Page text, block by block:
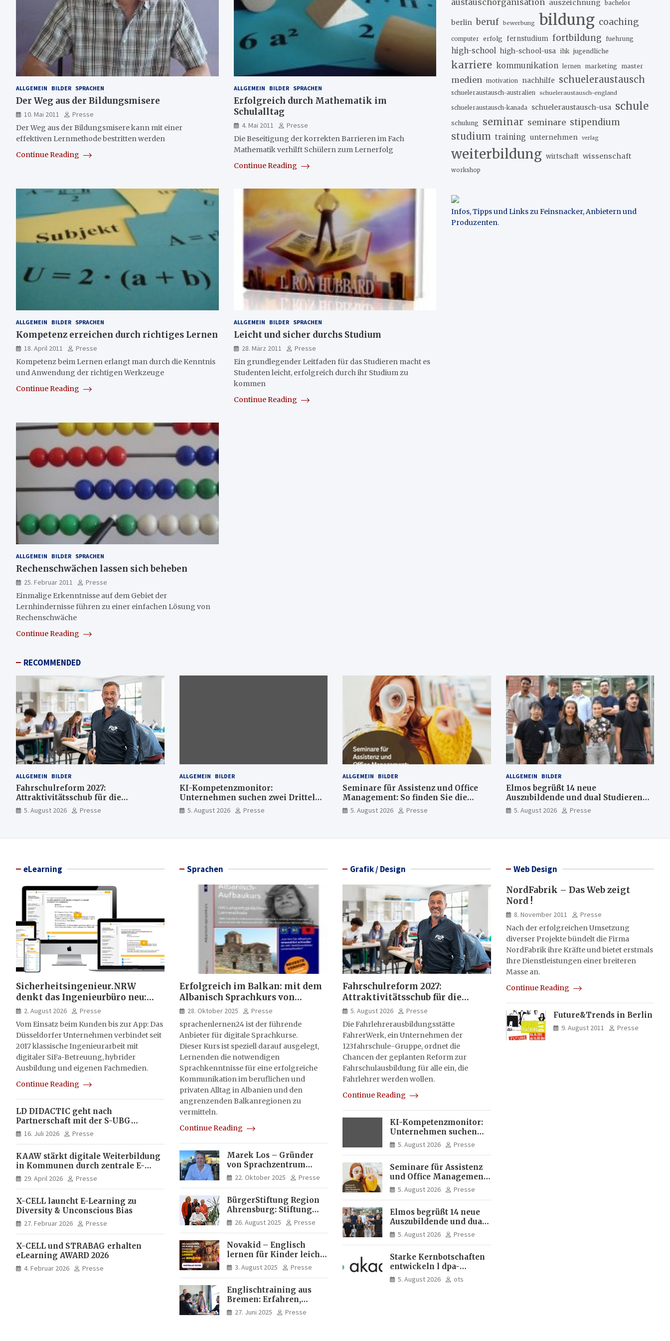
ALLGEMEIN BILDER SPRACHEN
Der Weg aus der Bildungsmisere
10. Mai 2011
Presse
Der Weg aus der Bildungsmisere kann mit einer
effektiven Lernmethode bestritten werden
Continue Reading
ALLGEMEIN BILDER SPRACHEN
Erfolgreich durch Mathematik im
Schulalltag
4. Mai 2011
Presse
Die Beseitigung der korrekten Barrieren im Fach
Mathematik verhilft Schülern zum Lernerfolg
Continue Reading
ALLGEMEIN BILDER SPRACHEN
Kompetenz erreichen durch richtiges Lernen
18. April 2011
Presse
Kompetenz beim Lernen erlangt man durch die Kenntnis
und Anwendung der richtigen Werkzeuge
Continue Reading
ALLGEMEIN BILDER SPRACHEN
Leicht und sicher durchs Studium
28. März 2011
Presse
Ein grundlegender Leitfaden für das Studieren macht es
Studenten leicht, erfolgreich durch ihr Studium zu
kommen
Continue Reading
ALLGEMEIN BILDER SPRACHEN
Rechenschwächen lassen sich beheben
25. Februar 2011
Presse
Einmalige Erkenntnisse auf dem Gebiet der
Lernhindernisse führen zu einer einfachen Lösung von
Rechenschwäche
Continue Reading
austauschorganisation auszeichnung bachelor
berlin beruf bewerbung bildung coaching
computer erfolg fernstudium fortbildung fuehrung
high-school high-school-usa ihk jugendliche
karriere kommunikation lernen marketing master
medien motivation nachhilfe schueleraustausch
schueleraustausch-australien schueleraustausch-england
schueleraustausch-kanada schueleraustausch-usa schule
schulung seminar seminare stipendium
studium training unternehmen verlag
weiterbildung wirtschaft wissenschaft
workshop
Infos, Tipps und Links zu Feinsnacker, Anbietern und
Produzenten.
RECOMMENDED
ALLGEMEIN BILDER
Fahrschulreform 2027:
Attraktivitätsschub für die
Fahrlehrerausbildung
5. August 2026 Presse
ALLGEMEIN BILDER
KI-Kompetenzmonitor:
Unternehmen suchen zwei Drittel
mehr KI-Experten
5. August 2026 Presse
ALLGEMEIN BILDER
Seminare für Assistenz und Office
Management: So finden Sie die
passende Weiterbildung
5. August 2026 Presse
ALLGEMEIN BILDER
Elmos begrüßt 14 neue
Auszubildende und dual Studierende
am Standort Dortmund
5. August 2026 Presse
eLearning
Sicherheitsingenieur.NRW
denkt das Ingenieurbüro neu:
HSE-Beratung wird digital,
hybrid und multimedial
2. August 2026
Presse
Vom Einsatz beim Kunden bis zur App: Das
Düsseldorfer Unternehmen verbindet seit
2017 klassische Ingenieurarbeit mit
digitaler SiFa-Betreuung, hybrider
Ausbildung und eigenen Fachmedien.
Continue Reading
LD DIDACTIC geht nach
Partnerschaft mit der S-UBG
vollständig in Unternehmerhand
16. Juli 2026 Presse
KAAW stärkt digitale Weiterbildung
in Kommunen durch zentrale E-
Learning Plattform von X-CELL
29. April 2026 Presse
X-CELL launcht E-Learning zu
Diversity & Unconscious Bias
27. Februar 2026 Presse
X-CELL und STRABAG erhalten
eLearning AWARD 2026
4. Februar 2026 Presse
Sprachen
Erfolgreich im Balkan: mit dem
Albanisch Sprachkurs von
sprachenlernen24
28. Oktober 2025
Presse
sprachenlernen24 ist der führende
Anbieter für digitale Sprachkurse.
Dieser Kurs ist speziell darauf ausgelegt,
Lernenden die notwendigen
Sprachkenntnisse für eine erfolgreiche
Kommunikation im beruflichen und
privaten Alltag in Albanien und den
angrenzenden Balkanregionen zu
vermitteln.
Continue Reading
Marek Los – Gründer
von Sprachzentrum
Moose, Moose Casa
Italia und Apartamento
Experte für Bildung und
Investitionen in
Brasilien
22. Oktober 2025 Presse
BürgerStiftung Region
Ahrensburg: Stiftung
Dietrich+Gudrun Maaß
fördert
Frauen
26. August 2025 Presse
Novakid – Englisch
lernen für Kinder leicht
gemacht
3. August 2025 Presse
Englischtraining aus
Bremen: Erfahren,
professionell, online
zugänglich
27. Juni 2025 Presse
Grafik / Design
Fahrschulreform 2027:
Attraktivitätsschub für die
Fahrlehrerausbildung
5. August 2026
Presse
Die Fahrlehrerausbildungsstätte
FahrerWerk, ein Unternehmen der
123fahrschule-Gruppe, ordnet die
Chancen der geplanten Reform zur
Fahrschulausbildung für alle ein, die
Fahrlehrer werden wollen.
Continue Reading
KI-Kompetenzmonitor:
Unternehmen suchen
zwei Drittel mehr KI-
Experten
5. August 2026 Presse
Seminare für Assistenz
und Office Management:
So finden Sie die
passende Weiterbildung
5. August 2026 Presse
Elmos begrüßt 14 neue
Auszubildende und dual
Studierende am Standort
Dortmund
5. August 2026 Presse
Starke Kernbotschaften
entwickeln l dpa-
Akademie
5. August 2026 ots
Web Design
NordFabrik – Das Web zeigt
Nord !
8. November 2011
Presse
Nach der erfolgreichen Umsetzung
diverser Projekte bündelt die Firma
NordFabrik ihre Kräfte und bietet erstmals
Ihre Dienstleistungen einer breiteren
Masse an.
Continue Reading
Future&Trends in Berlin
9. August 2011 Presse